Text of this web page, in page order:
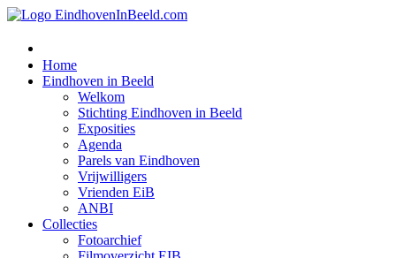
Home
Eindhoven in Beeld
Welkom
Stichting Eindhoven in Beeld
Exposities
Agenda
Parels van Eindhoven
Vrijwilligers
Vrienden EiB
ANBI
Collecties
Fotoarchief